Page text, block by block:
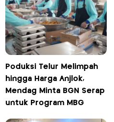
Poduksi Telur Melimpah
hingga Harga Anjlok,
Mendag Minta BGN Serap
untuk Program MBG